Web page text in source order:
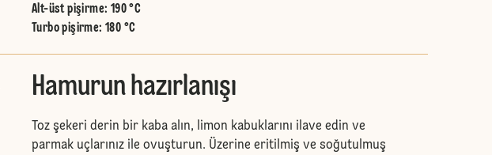
Alt-üst pişirme: 190 °C
Turbo pişirme: 180 °C
Hamurun hazırlanışı
Toz şekeri derin bir kaba alın, limon kabuklarını ilave edin ve
parmak uçlarınız ile ovuşturun. Üzerine eritilmiş ve soğutulmuş